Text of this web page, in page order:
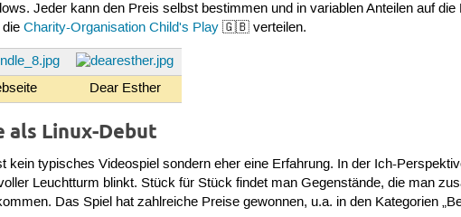
Jeder kann den Preis selbst bestimmen und in variablen Anteilen auf
Charity-Organisation Child's Play 🇬🇧 verteilen.
Dear Esther
als Linux-Debut
typisches Videospiel sondern eher eine Erfahrung. In der Ich-
Leuchtturm blinkt. Stück für Stück findet man Gegenstände, die man
Das Spiel hat zahlreiche Preise gewonnen, u.a. in den Kategorien